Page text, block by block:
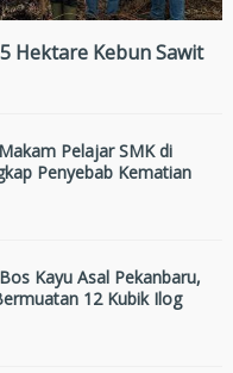
Hektare Kebun Sawit
Pelajar SMK di
Penyebab Kematian
Kayu Asal Pekanbaru,
12 Kubik Ilog